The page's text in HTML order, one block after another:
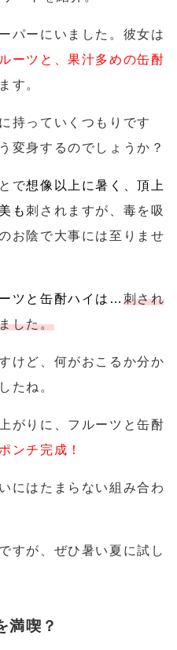
パーにいました。彼女は
ーツと、果汁多めの缶酎
す。
持っていくつもりです
変身するのでしょうか？
で想像以上に暑く、頂上
も刺されますが、 毒を吸
お陰で大事には至りませ
ツと缶酎ハイは… 刺され
した。
けど、 何がおこるか分か
たね。
がりに、フルーツと缶酎
ンチ完成！
にはたまらない組み合わ
すが、ぜひ暑い夏に試し
満喫？